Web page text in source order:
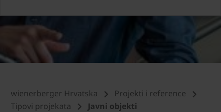
wienerberger Hrvatska
Projekti i reference
Tipovi projekata
Javni objekti